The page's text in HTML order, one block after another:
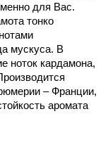
для Вас.
тонко
мускуса. В
ноток кардамона,
– Франции,
аромата